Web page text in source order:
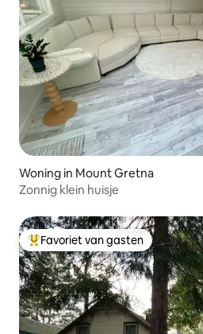
Woning in Mount Gretna
Zonnig klein huisje
Topfavoriet van gasten
Favoriet van gasten